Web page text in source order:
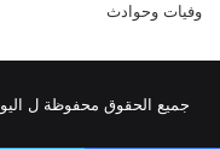
وفيات وحوادث
جميع الحقوق محفوظة ل